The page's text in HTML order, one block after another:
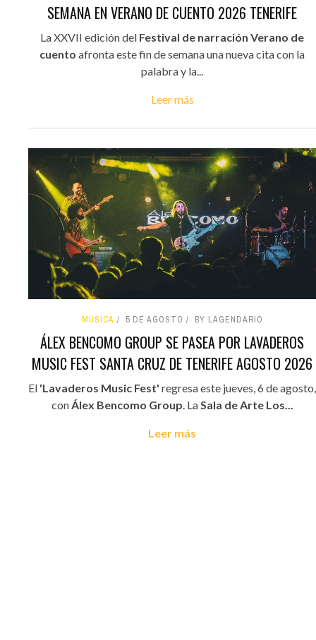
SEMANA EN VERANO DE CUENTO 2026 TENERIFE
La XXVII edición del Festival de narración Verano de
cuento afronta este fin de semana una nueva cita con la
palabra y la...
Leer más
MÚSICA 5 DE AGOSTO BY LAGENDARIO
ÁLEX BENCOMO GROUP SE PASEA POR LAVADEROS
MUSIC FEST SANTA CRUZ DE TENERIFE AGOSTO 2026
El 'Lavaderos Music Fest' regresa este jueves, 6 de agosto,
con Álex Bencomo Group . La Sala de Arte Los...
Leer más